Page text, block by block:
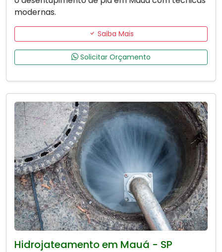
modernas.
Saiba Mais
Solicitar Orçamento
Hidrojateamento em Mauá - SP